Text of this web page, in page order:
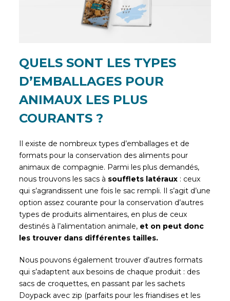
QUELS SONT LES TYPES
D’EMBALLAGES POUR
ANIMAUX LES PLUS
COURANTS ?
Il existe de nombreux types d’emballages et de
formats pour la conservation des aliments pour
animaux de compagnie. Parmi les plus demandés,
nous trouvons les sacs à soufflets latéraux : ceux
qui s’agrandissent une fois le sac rempli. Il s’agit d’une
option assez courante pour la conservation d’autres
types de produits alimentaires, en plus de ceux
destinés à l’alimentation animale, et on peut donc
les trouver dans différentes tailles.
Nous pouvons également trouver d’autres formats
qui s’adaptent aux besoins de chaque produit : des
sacs de croquettes, en passant par les sachets
Doypack avec zip (parfaits pour les friandises et les